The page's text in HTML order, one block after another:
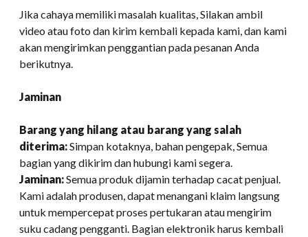
Jika cahaya memiliki masalah kualitas, Silakan ambil
video atau foto dan kirim kembali kepada kami, dan kami
akan mengirimkan penggantian pada pesanan Anda
berikutnya.
Jaminan
Barang yang hilang atau barang yang salah
diterima:Simpan kotaknya, bahan pengepak, Semua
bagian yang dikirim dan hubungi kami segera.
Jaminan:Semua produk dijamin terhadap cacat penjual.
Kami adalah produsen, dapat menangani klaim langsung
untuk mempercepat proses pertukaran atau mengirim
suku cadang pengganti. Bagian elektronik harus kembali